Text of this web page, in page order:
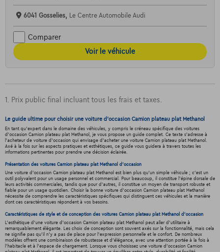
6041 Gosselies, Le Centre Automobile Audi
Comparer
Voir le véhicule
1. Prix public final incluant tous les frais et taxes.
Le guide ultime pour choisir une voiture d'occasion Camion plateau plat Methanol
En tant qu'expert dans le domaine des véhicules, y compris le créneau spécifique des voitures
d'occasion Camion plateau plat Methanol, je vous propose un guide complet. Ce texte s'adresse à
l'acheteur de voiture d'occasion qui envisage d'acheter une voiture Camion plateau plat Methanol.
Axé à la fois sur les aspects pratiques et esthétiques, ce guide vous guidera à travers toutes les
informations pertinentes pour prendre une décision éclairée.
Présentation des voitures Camion plateau plat Methanol d'occasion
Une voiture d'occasion Camion plateau plat Methanol est bien plus qu'un simple véhicule ; c'est un
outil polyvalent pour un usage personnel et commercial. Pour beaucoup, il constitue l'épine dorsale de
leurs activités commerciales, tandis que pour d'autres, il constitue un moyen de transport robuste et
fiable pour un usage quotidien. Choisir la bonne voiture d'occasion Camion plateau plat Methanol
nécessite de comprendre les caractéristiques spécifiques qui distinguent ces véhicules et la manière
dont ces caractéristiques répondent à vos besoins.
Caractéristiques de style et de conception des voitures Camion plateau plat Methanol d'occasion
L'esthétique d'une voiture d'occasion Camion plateau plat Methanol peut aller d'utilitaire à
remarquablement élégante. Les choix de conception sont souvent axés sur la fonctionnalité, mais cela
ne signifie pas qu’il n’y a pas de place pour l’expression personnelle et le confort. De nombreux
modèles offrent une combinaison de robustesse et d'élégance, avec une attention portée à la fois à
l'habitacle et à l'espace de chargement. Lorsque vous choisissez une voiture d'occasion Camion